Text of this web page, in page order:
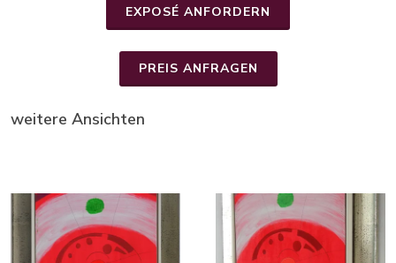
EXPOSÉ ANFORDERN
PREIS ANFRAGEN
weitere Ansichten